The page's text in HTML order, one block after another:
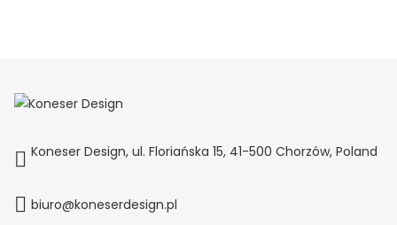
Koneser Design, ul. Floriańska 15, 41-500 Chorzów, Poland
biuro@koneserdesign.pl